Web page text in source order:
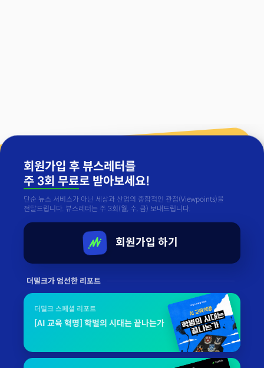
회원가입 후 뷰스레터를
주 3회 무료로 받아보세요!
단순 뉴스 서비스가 아닌 세상과 산업의 종합적인 관점(Viewpoints)을
전달드립니다. 뷰스레터는 주 3회(월, 수, 금) 보내드립니다.
회원가입 하기
더밀크가 엄선한 리포트
더밀크 스페셜 리포트
[AI 교육 혁명] 학벌의 시대는 끝나는가